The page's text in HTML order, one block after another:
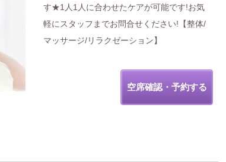
す★1人1人に合わせたケアが可能です!お気
軽にスタッフまでお問合せください!【整体/
マッサージ/リラクゼーション】
空席確認・予約する